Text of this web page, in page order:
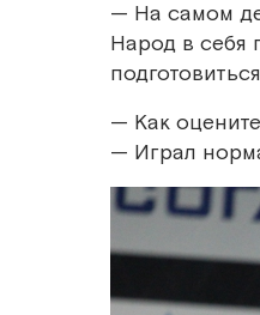
— На самом
Народ в себя
— Как
— Играл